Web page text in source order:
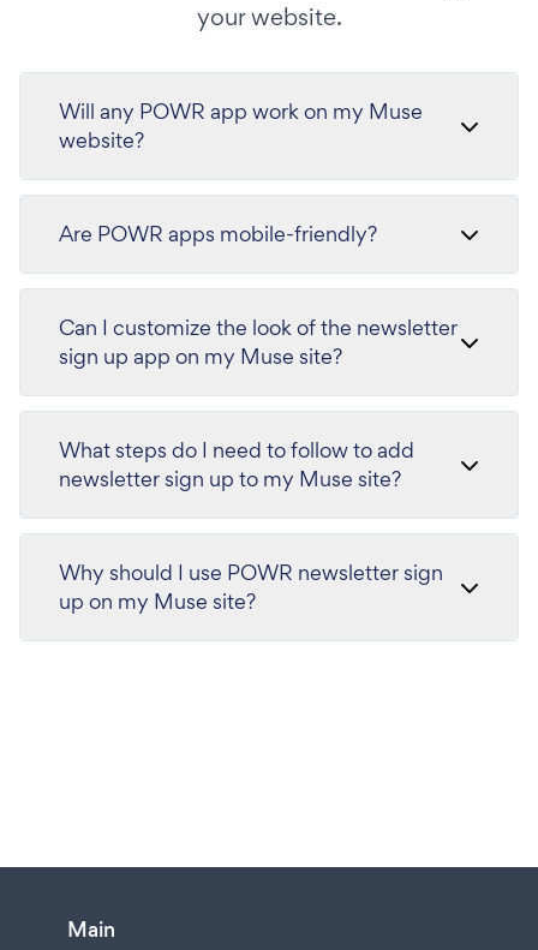
your website.
Will any POWR app work on my Muse
website?
Are POWR apps mobile-friendly?
Can I customize the look of the newsletter
sign up app on my Muse site?
What steps do I need to follow to add
newsletter sign up to my Muse site?
Why should I use POWR newsletter sign
up on my Muse site?
Main